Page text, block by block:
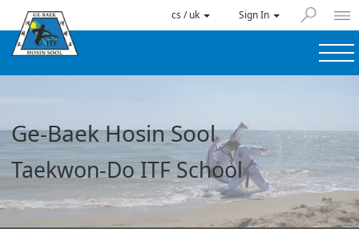
cs / uk Sign In
Ge-Baek Hosin Sool
Taekwon-Do ITF School